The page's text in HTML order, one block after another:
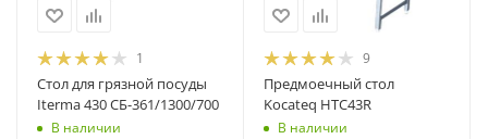
1
Стол для грязной посуды
Iterma 430 СБ-361/1300/700
В наличии
9
Предмоечный стол
Kocateq HTC43R
В наличии